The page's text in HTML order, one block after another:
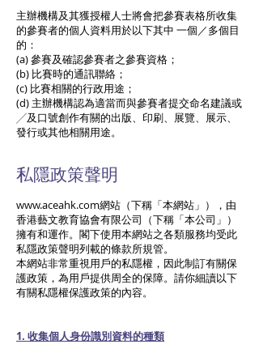
主辦機構及其獲授權人士將會把參賽表格所收集
的參賽者的個人資料用於以下其中 一個／多個目
的：
(a) 參賽及確認參賽者之參賽資格；
(b) 比賽時的通訊聯絡；
(c) 比賽相關的行政用途；
(d) 主辦機構認為適當而與參賽者提交命名建議或
╱及口號創作有關的出版、印刷、展覽、展示、
發行或其他相關用途。
私隱政策聲明
www.aceahk.com網站（下稱「本網站」），由
香港藝文教育協會有限公司（下稱「本公司」）
擁有和運作。閣下使用本網站之各類服務均受此
私隱政策聲明列載的條款所規管。
本網站非常重視用戶的私隱權，因此制訂有關保
護政策，為用戶提供周全的保障。請你細讀以下
有關私隱權保護政策的內容。
1. 收集個人身份識別資料的種類